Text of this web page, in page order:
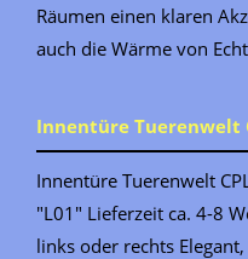
Räumen einen klaren
auch die Wärme von
Innentüre Tuerenwelt
Innentüre Tuerenwelt
"L01" Lieferzeit ca. 4-8
links oder rechts